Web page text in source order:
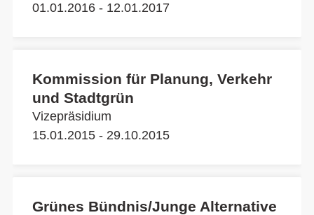
01.01.2016 - 12.01.2017
Kommission für Planung, Verkehr
und Stadtgrün
Vizepräsidium
15.01.2015 - 29.10.2015
Grünes Bündnis/Junge Alternative